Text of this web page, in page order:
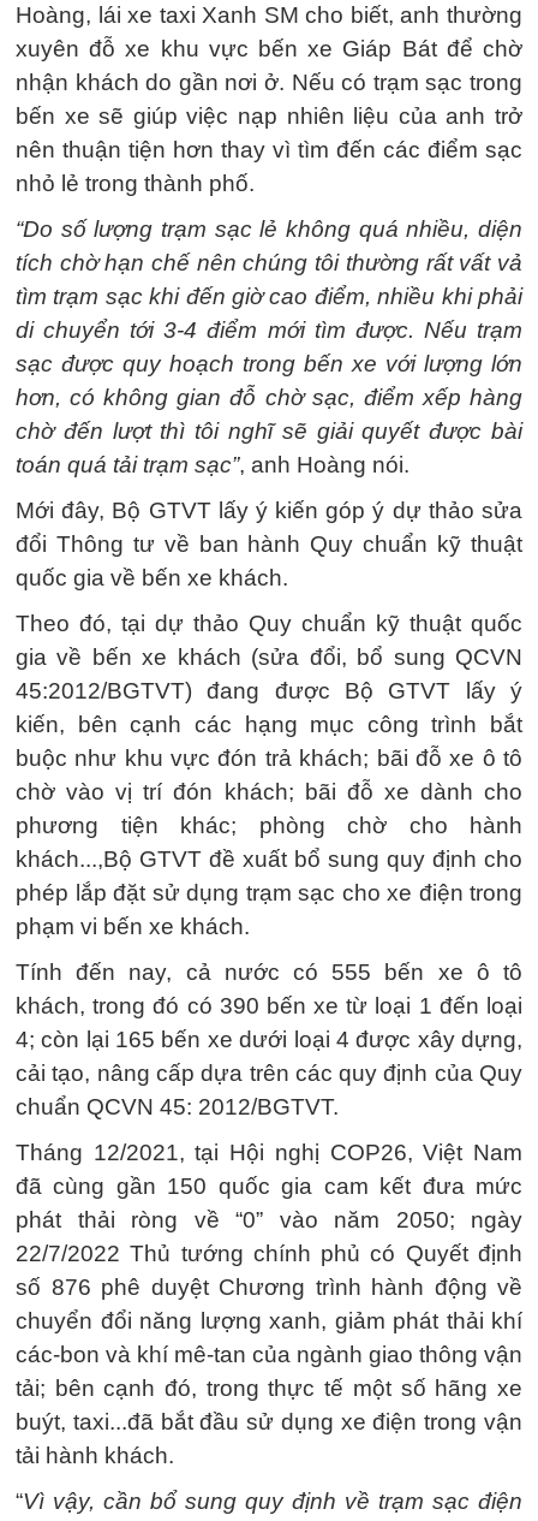
Hoàng, lái xe taxi Xanh SM cho biết, anh thường
xuyên đỗ xe khu vực bến xe Giáp Bát để chờ
nhận khách do gần nơi ở. Nếu có trạm sạc trong
bến xe sẽ giúp việc nạp nhiên liệu của anh trở
nên thuận tiện hơn thay vì tìm đến các điểm sạc
nhỏ lẻ trong thành phố.
“Do số lượng trạm sạc lẻ không quá nhiều, diện
tích chờ hạn chế nên chúng tôi thường rất vất vả
tìm trạm sạc khi đến giờ cao điểm, nhiều khi phải
di chuyển tới 3-4 điểm mới tìm được. Nếu trạm
sạc được quy hoạch trong bến xe với lượng lớn
hơn, có không gian đỗ chờ sạc, điểm xếp hàng
chờ đến lượt thì tôi nghĩ sẽ giải quyết được bài
toán quá tải trạm sạc”, anh Hoàng nói.
Mới đây, Bộ GTVT lấy ý kiến góp ý dự thảo sửa
đổi Thông tư về ban hành Quy chuẩn kỹ thuật
quốc gia về bến xe khách.
Theo đó, tại dự thảo Quy chuẩn kỹ thuật quốc
gia về bến xe khách (sửa đổi, bổ sung QCVN
45:2012/BGTVT) đang được Bộ GTVT lấy ý
kiến, bên cạnh các hạng mục công trình bắt
buộc như khu vực đón trả khách; bãi đỗ xe ô tô
chờ vào vị trí đón khách; bãi đỗ xe dành cho
phương tiện khác; phòng chờ cho hành
khách...,Bộ GTVT đề xuất bổ sung quy định cho
phép lắp đặt sử dụng trạm sạc cho xe điện trong
phạm vi bến xe khách.
Tính đến nay, cả nước có 555 bến xe ô tô
khách, trong đó có 390 bến xe từ loại 1 đến loại
4; còn lại 165 bến xe dưới loại 4 được xây dựng,
cải tạo, nâng cấp dựa trên các quy định của Quy
chuẩn QCVN 45: 2012/BGTVT.
Tháng 12/2021, tại Hội nghị COP26, Việt Nam
đã cùng gần 150 quốc gia cam kết đưa mức
phát thải ròng về “0” vào năm 2050; ngày
22/7/2022 Thủ tướng chính phủ có Quyết định
số 876 phê duyệt Chương trình hành động về
chuyển đổi năng lượng xanh, giảm phát thải khí
các-bon và khí mê-tan của ngành giao thông vận
tải; bên cạnh đó, trong thực tế một số hãng xe
buýt, taxi...đã bắt đầu sử dụng xe điện trong vận
tải hành khách.
“Vì vậy, cần bổ sung quy định về trạm sạc điện